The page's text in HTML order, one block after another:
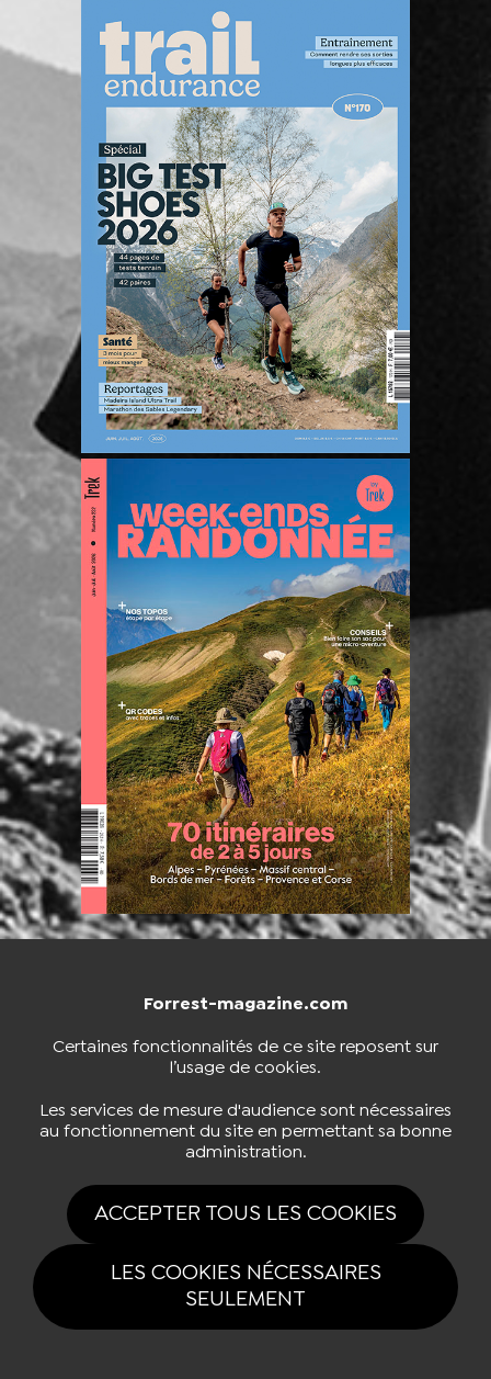
Forrest-magazine.com
Certaines fonctionnalités de ce site reposent sur
l’usage de cookies.
Les services de mesure d'audience sont nécessaires
au fonctionnement du site en permettant sa bonne
administration.
ACCEPTER TOUS LES COOKIES
LES COOKIES NÉCESSAIRES
SEULEMENT
NOUS CONTACTER BOUTIQUE
NOUS SUIVRE
Tous drois réservés Forrest-magazine.com 2026 |
Politique de confidentialité|Gestion des cookies